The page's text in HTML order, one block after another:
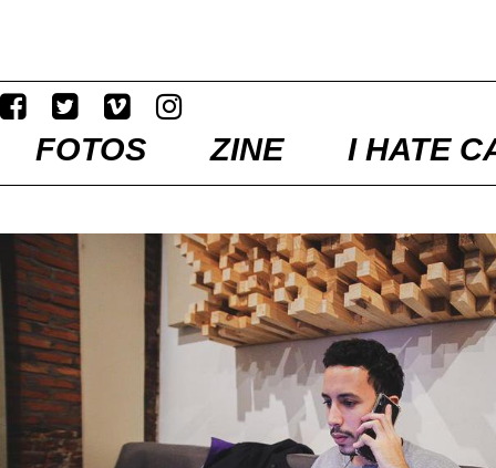
FOTOS ZINE I HATE